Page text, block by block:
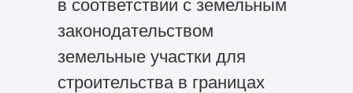
в соответствии с земельным
законодательством
земельные участки для
строительства в границах